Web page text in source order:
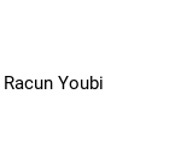
Youbi